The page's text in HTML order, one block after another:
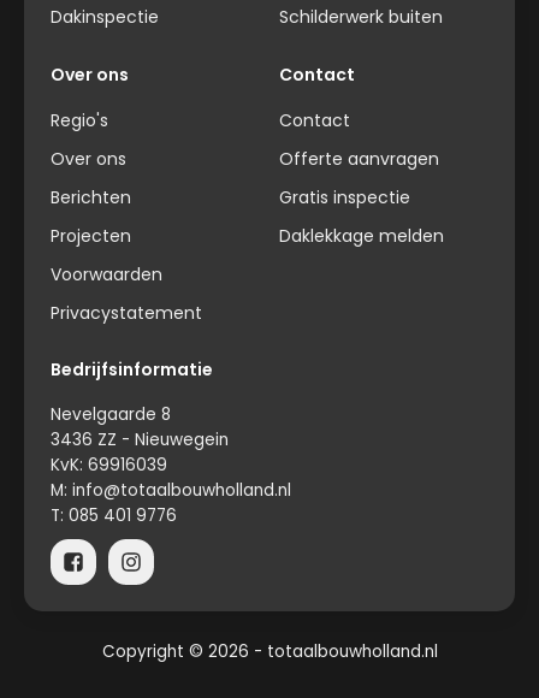
Dakinspectie
Schilderwerk buiten
Over ons
Regio's
Over ons
Berichten
Projecten
Voorwaarden
Privacystatement
Contact
Contact
Offerte aanvragen
Gratis inspectie
Daklekkage melden
Bedrijfsinformatie
Nevelgaarde 8
3436 ZZ - Nieuwegein
KvK: 69916039
M: info@totaalbouwholland.nl
T: 085 401 9776
Copyright © 2026 - totaalbouwholland.nl